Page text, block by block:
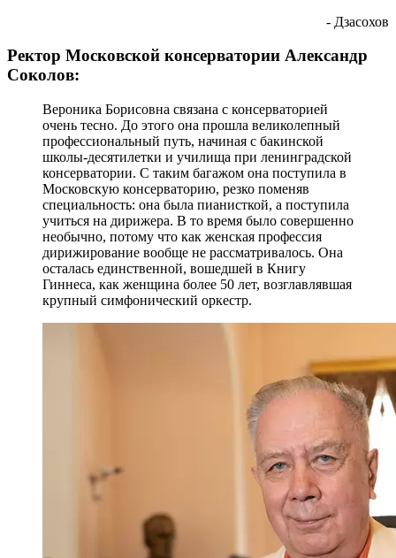
- Дзасохов
Ректор Московской консерватории Александр
Соколов:
Вероника Борисовна связана с консерваторией
очень тесно. До этого она прошла великолепный
профессиональный путь, начиная с бакинской
школы-десятилетки и училища при ленинградской
консерватории. С таким багажом она поступила в
Московскую консерваторию, резко поменяв
специальность: она была пианисткой, а поступила
учиться на дирижера. В то время было совершенно
необычно, потому что как женская профессия
дирижирование вообще не рассматривалось. Она
осталась единственной, вошедшей в Книгу
Гиннеса, как женщина более 50 лет, возглавлявшая
крупный симфонический оркестр.